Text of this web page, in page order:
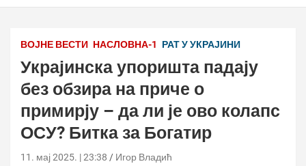
ВОЈНЕ ВЕСТИ НАСЛОВНА-1 РАТ У УКРАЈИНИ
Украјинска упоришта падају
без обзира на приче о
примирју – да ли је ово колапс
ОСУ? Битка за Богатир
11. мај 2025. | 23:38 Игор Владић